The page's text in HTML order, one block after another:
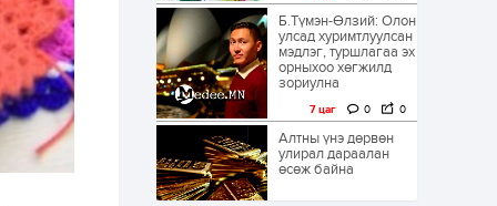
Б.Түмэн-Өлзий: Олон
улсад хуримтлуулсан
мэдлэг, туршлагаа эх
орныхоо хөгжилд
зориулна
7 цаг 0 0
Алтны үнэ дөрвөн
улирал дараалан
өсөж байна